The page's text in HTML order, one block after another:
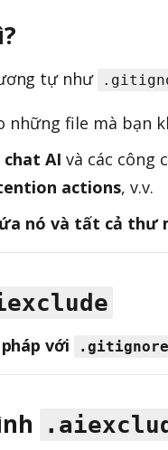
tự như
những file mà bạn
chat AI và các công
actions, v.v.
nó và tất cả thư
với .gitignore